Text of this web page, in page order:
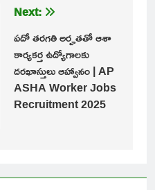
Next:
పదో తరగతి అర్హతతో ఆశా
కార్యకర్త ఉద్యోగాలకు
దరఖాస్తులు ఆహ్వానం | AP
ASHA Worker Jobs
Recruitment 2025